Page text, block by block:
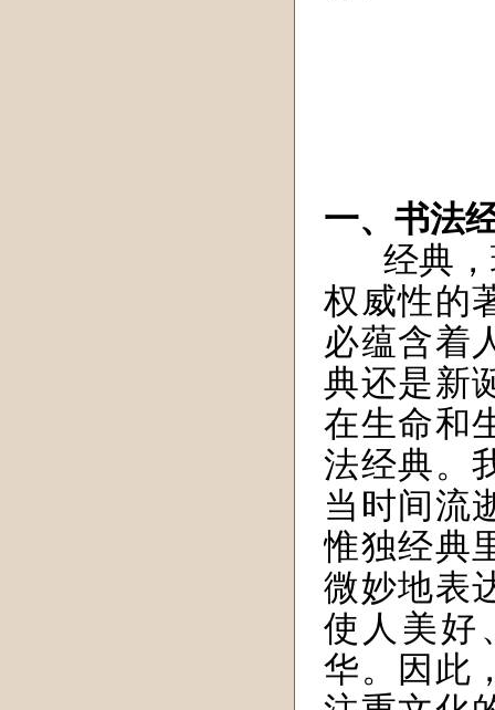
一、书法
经典
权威性的
必蕴含着
典还是新
在生命和
法经典。
当时间流
惟独经典
微妙地表
使人美好
华。因此